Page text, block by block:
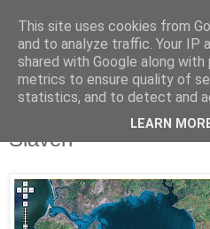
Slaven
This site uses cookies from
and to analyze traffic. Your IP
shared with Google along
metrics to ensure quality of
statistics, and to detect and
LEARN